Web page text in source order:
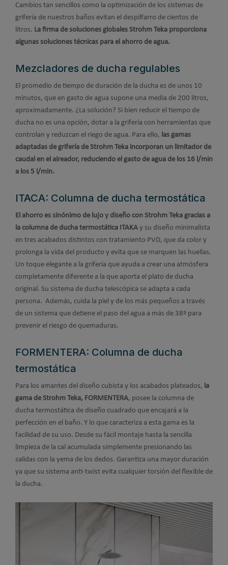
Cambios tan sencillos como la optimización de los sistemas de
grifería de nuestros baños evitan el despilfarro de cientos de
litros. La firma de soluciones globales Strohm Teka proporciona
algunas soluciones técnicas para el ahorro de agua.
Mezcladores de ducha regulables
El promedio de tiempo de duración de la ducha es de unos 10
minutos, que en gasto de agua supone una media de 200 litros,
aproximadamente. ¿La solución? Si bien reducir el tiempo de
ducha no es una opción, dotar a la grifería con herramientas que
controlan y reduzcan el riego de agua. Para ello, las gamas
adaptadas de grifería de Strohm Teka incorporan un limitador de
caudal en el aireador, reduciendo el gasto de agua de los 16 l/min
a los 5 l/min.
ITACA: Columna de ducha termostática
El ahorro es sinónimo de lujo y diseño con Strohm Teka gracias a
la columna de ducha termostática ITAKA y su diseño minimalista
en tres acabados distintos con tratamiento PVD, que da color y
prolonga la vida del producto y evita que se marquen las huellas.
Un toque elegante a la grifería que ayuda a crear una atmósfera
completamente diferente a la que aporta el plato de ducha
original. Su sistema de ducha telescópica se adapta a cada
persona. Además, cuida la piel y de los más pequeños a través
de un sistema que detiene el paso del agua a más de 38º para
prevenir el riesgo de quemaduras.
FORMENTERA: Columna de ducha
termostática
Para los amantes del diseño cubista y los acabados plateados, la
gama de Strohm Teka, FORMENTERA, posee la columna de
ducha termostática de diseño cuadrado que encajará a la
perfección en el baño. Y lo que caracteriza a esta gama es la
facilidad de su uso. Desde su fácil montaje hasta la sencilla
limpieza de la cal acumulada simplemente presionando las
salidas con la yema de los dedos. Garantiza una mayor duración
ya que su sistema anti-twist evita cualquier torsión del flexible de
la ducha.